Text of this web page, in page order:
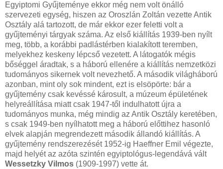
Egyiptomi Gyűjteménye ekkor még nem volt önálló
szervezeti egység, hiszen az Oroszlán Zoltán vezette Antik
Osztály alá tartozott, de már ekkor ezer feletti volt a
gyűjteményi tárgyak száma. Az első kiállítás 1939-ben nyílt
meg, több, a korábbi padlástérben kialakított teremben,
melyekhez keskeny lépcső vezetett. A látogatók mégis
bőséggel áradtak, s a háború ellenére a kiállítás nemzetközi
tudományos sikernek volt nevezhető. A második világháború
azonban, mint oly sok mindent, ezt is elsöpörte: bár a
gyűjtemény csak kevéssé károsult, a múzeum épületének
helyreállítása miatt csak 1947-től indulhatott újra a
tudományos munka, még mindig az Antik Osztály keretében,
s csak 1949-ben nyílhatott meg a háború előttihez hasonló
elvek alapján megrendezett második állandó kiállítás. A
gyűjtemény rendszerezését 1952-ig Haeffner Emil végezte,
majd helyét az azóta szintén egyiptológus-legendává vált
Wessetzky Vilmos (1909-1997) vette át.